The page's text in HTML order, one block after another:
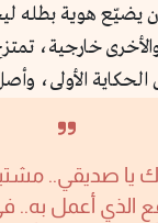
أن يضيّع هوية بطله
خارجية،
الأولى،
يا صديقي..
الذي أعمل به..